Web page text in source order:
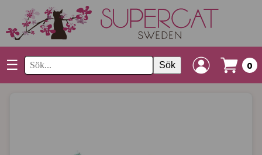
☰ Sök 0